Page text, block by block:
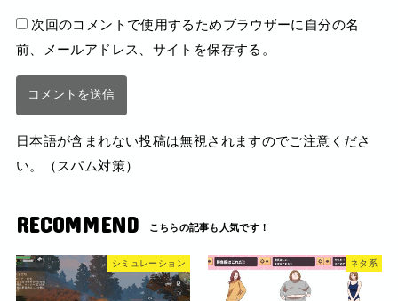
次回のコメントで使用するためブラウザーに自分の名
前、メールアドレス、サイトを保存する。
日本語が含まれない投稿は無視されますのでご注意くださ
い。（スパム対策）
RECOMMEND
シミュレーション ネタ系